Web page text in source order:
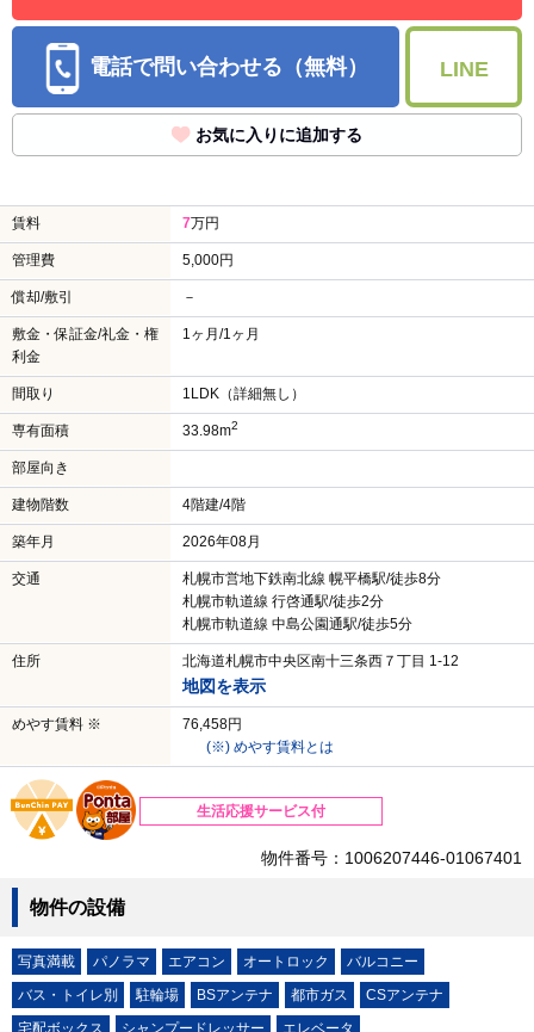
電話で問い合わせる（無料） LINE
お気に入りに追加する
賃料 7万円
管理費 5,000円
償却/敷引 －
敷金・保証金/礼金・権
利金
1ヶ月/1ヶ月
間取り 1LDK（詳細無し）
専有面積 33.98m2
部屋向き
建物階数 4階建/4階
築年月 2026年08月
交通
札幌市営地下鉄南北線 幌平橋駅/徒歩8分
札幌市軌道線 行啓通駅/徒歩2分
札幌市軌道線 中島公園通駅/徒歩5分
住所 北海道札幌市中央区南十三条西７丁目 1-12
地図を表示
めやす賃料 ※
76,458円
(※) めやす賃料とは
生活応援サービス付
物件番号：1006207446-01067401
物件の設備
写真満載 パノラマ エアコン オートロック
バルコニー
バス・トイレ別
駐輪場 BSアンテナ 都市ガス
CSアンテナ